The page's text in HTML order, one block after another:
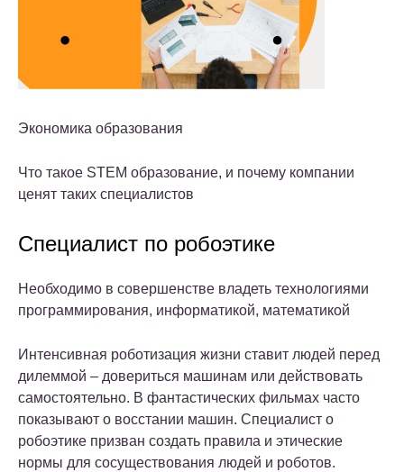
Экономика образования
Что такое STEM образование, и почему компании
ценят таких специалистов
Специалист по робоэтике
Необходимо в совершенстве владеть технологиями
программирования, информатикой, математикой
Интенсивная роботизация жизни ставит людей перед
дилеммой – довериться машинам или действовать
самостоятельно. В фантастических фильмах часто
показывают о восстании машин. Специалист о
робоэтике призван создать правила и этические
нормы для сосуществования людей и роботов.